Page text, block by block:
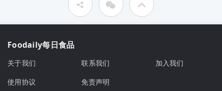
Foodaily每日食品
关于我们 联系我们
加入我们
使用协议
免责声明